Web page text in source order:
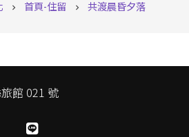
chevron_right 首頁-住留 chevron_right 共渡晨昏夕落
館 021 號